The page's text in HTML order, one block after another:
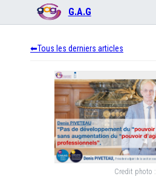
G.A.G
Tous les derniers articles
Credit photo :